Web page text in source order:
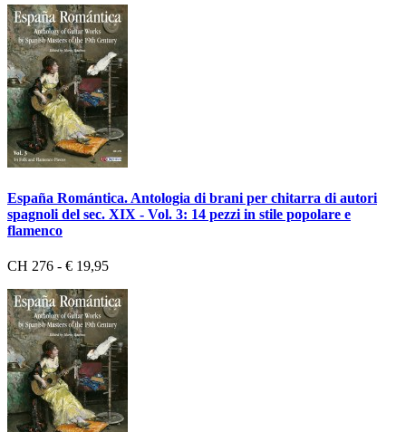
España Romántica. Antologia di brani per chitarra di autori
spagnoli del sec. XIX - Vol. 3: 14 pezzi in stile popolare e
flamenco
CH 276 - € 19,95